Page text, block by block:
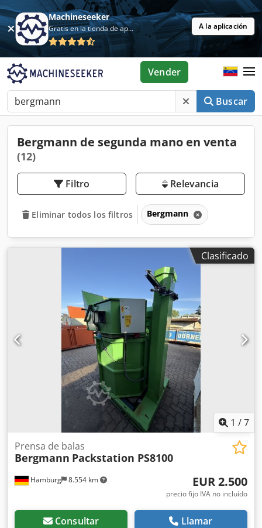
Machineseeker
Gratis en la tienda de aplicaciones A la aplicación
Buscar
Vender
Bergmann de segunda mano en venta
(12)
Filtro Relevancia
Eliminar todos los filtros Bergmann
Clasificado
1 /7
Hamburg 8.554 km
Prensa de balas
Bergmann Packstation PS8100
EUR 2.500
precio fijo IVA no incluído
Consultar Llamar